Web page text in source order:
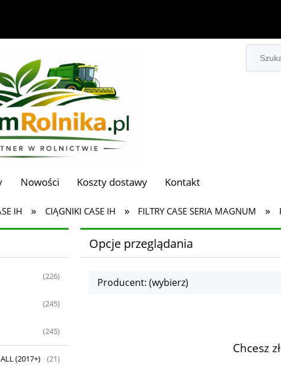
Nowości Koszty dostawy Kontakt
IH » CIĄGNIKI CASE IH » FILTRY CASE SERIA MAGNUM »
(226)
(245)
(245)
(2017+) (21)
Opcje przeglądania
Producent: (wybierz)
Chcesz